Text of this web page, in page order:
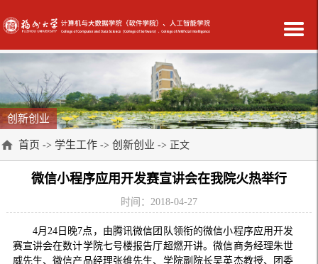
创新创业
首页 -> 学生工作 -> 创新创业 -> 正文
微信小程序应用开发赛宣讲会在我院火热举行
时间：2018-04-27
4月 24日晚7点，由腾讯微信团队领衔的微信小程序应用开发
赛宣讲会在数计学院七号楼报告厅超燃开讲。微信商务经理朱世
威先生、微信产品经理张维先生、学院副院长吴英杰教授、团委